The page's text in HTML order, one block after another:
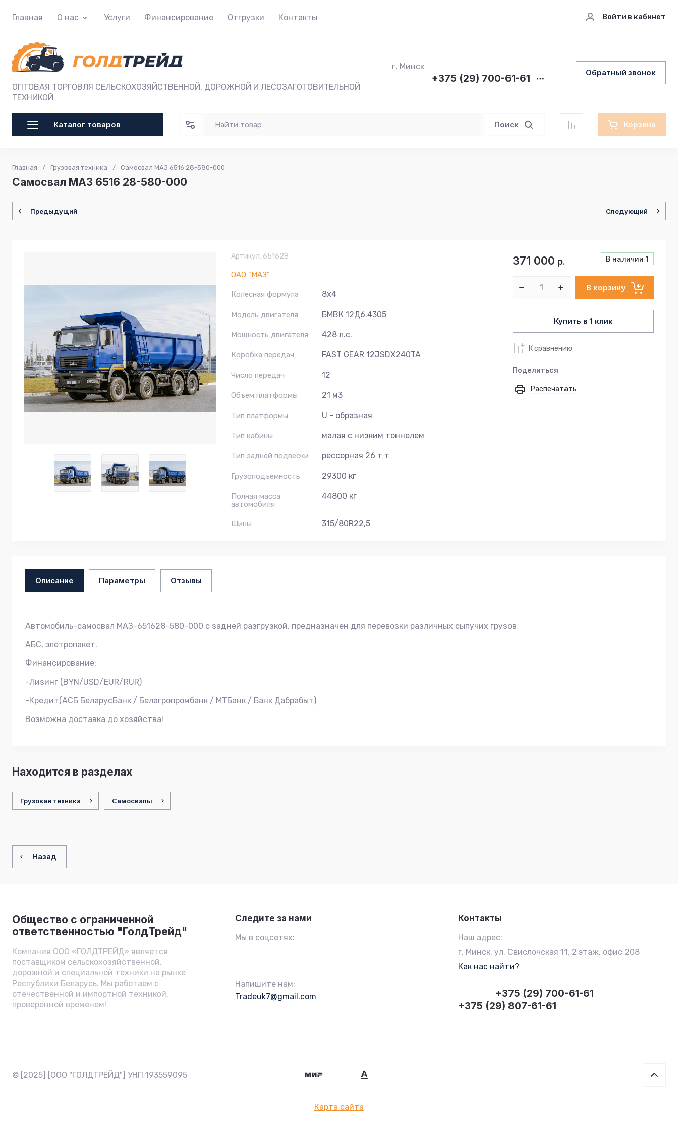
Главная О нас Услуги Финансирование Отгрузки Контакты Войти в кабинет
ОПТОВАЯ ТОРГОВЛЯ СЕЛЬСКОХОЗЯЙСТВЕННОЙ, ДОРОЖНОЙ И ЛЕСОЗАГОТОВИТЕЛЬНОЙ
ТЕХНИКОЙ
г. Минск
+375 (29) 700-61-61
Обратный звонок
Каталог товаров Поиск Корзина
Главная / Грузовая техника / Самосвал МАЗ 6516 28-580-000
Самосвал МАЗ 6516 28-580-000
Предыдущий Следующий
Артикул: 651628
ОАО "МАЗ"
Колесная формула 8х4
Модель двигателя БМВК 12Д6.4305
Мощность двигателя 428 л.с.
Коробка передач FAST GEAR 12JSDX240TA
Число передач 12
Объем платформы 21 м3
Тип платформы U - образная
Тип кабины малая с низким тоннелем
Тип задней подвески рессорная 26 т т
Грузоподъемность 29300 кг
Полная масса
автомобиля
44800 кг
Шины 315/80R22,5
В наличии 1
371 000 р.
В корзину
Купить в 1 клик
К сравнению
Поделиться
Распечатать
Описание Параметры Отзывы
Автомобиль-самосвал МАЗ-651628-580-000 с задней разгрузкой, предназначен для перевозки различных сыпучих грузов
АБС, элетропакет.
Финансирование:
-Лизинг (BYN/USD/EUR/RUR)
-Кредит(АСБ БеларусБанк / Белагропромбанк / МТБанк / Банк Дабрабыт)
Возможна доставка до хозяйства!
Находится в разделах
Грузовая техника Самосвалы
Назад
Общество с ограниченной
ответственностью "ГолдТрейд"
Компания ООО «ГОЛДТРЕЙД» является
поставщиком сельскохозяйственной,
дорожной и специальной техники на рынке
Республики Беларусь. Мы работаем с
отечественной и импортной техникой,
проверенной временем!
Следите за нами
Мы в соцсетях:
Напишите нам:
Tradeuk7@gmail.com
Контакты
Наш адрес:
г. Минск, ул. Свислочская 11, 2 этаж, офис 208
Как нас найти?
+375 (29) 700-61-61
+375 (29) 807-61-61
© [2025] [ООО "ГОЛДТРЕЙД"] УНП 193559095
Карта сайта